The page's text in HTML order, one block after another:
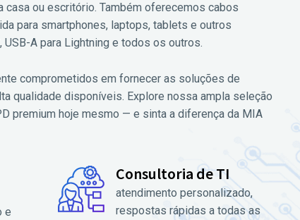
casa ou escritório. Também oferecemos cabos
para smartphones, laptops, tablets e outros
USB-A para Lightning e todos os outros.
comprometidos em fornecer as soluções de
qualidade disponíveis. Explore nossa ampla seleção
premium hoje mesmo — e sinta a diferença da MIA
e
Consultoria de TI
atendimento personalizado,
respostas rápidas a todas as